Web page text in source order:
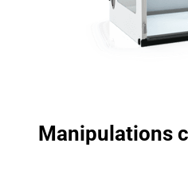
Manipulations